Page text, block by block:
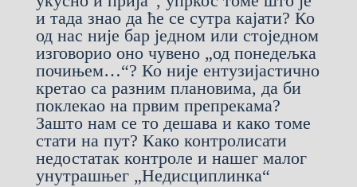
и тада знао да ће се сутра кајати? Ко
од нас није бар једном или стоједном
изговорио оно чувено „од понедељка
почињем…“? Ко није ентузијастично
кретао са разним плановима, да би
поклекао на првим препрекама?
Зашто нам се то дешава и како томе
стати на пут? Како контролисати
недостатак контроле и нашег малог
унутрашњег „Недисциплинка“